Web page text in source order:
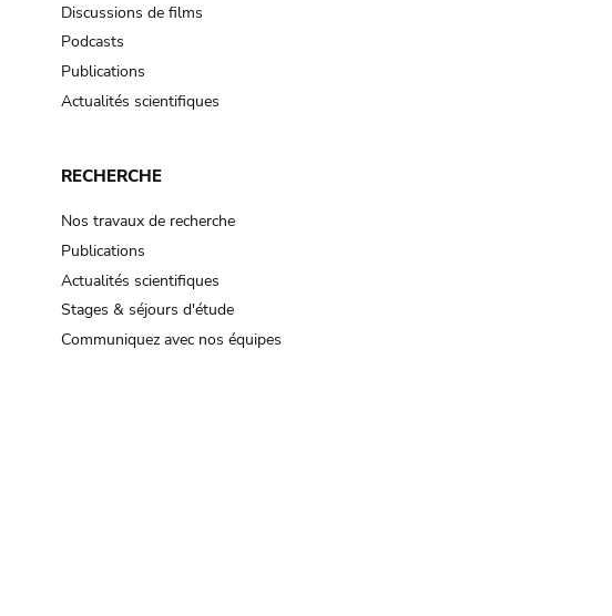
Discussions de films
Podcasts
Publications
Actualités scientifiques
RECHERCHE
Nos travaux de recherche
Publications
Actualités scientifiques
Stages & séjours d'étude
Communiquez avec nos équipes